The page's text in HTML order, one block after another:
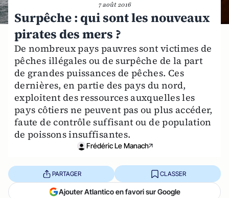
7 août 2016
Surpêche : qui sont les nouveaux
pirates des mers ?
De nombreux pays pauvres sont victimes de
pêches illégales ou de surpêche de la part
de grandes puissances de pêches. Ces
dernières, en partie des pays du nord,
exploitent des ressources auxquelles les
pays côtiers ne peuvent pas ou plus accéder,
faute de contrôle suffisant ou de population
de poissons insuffisantes.
Frédéric Le Manach
PARTAGER CLASSER
Ajouter Atlantico en favori sur Google